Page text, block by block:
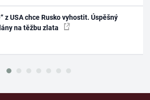
z USA chce Rusko vyhostit. Úspěšný
na těžbu zlata